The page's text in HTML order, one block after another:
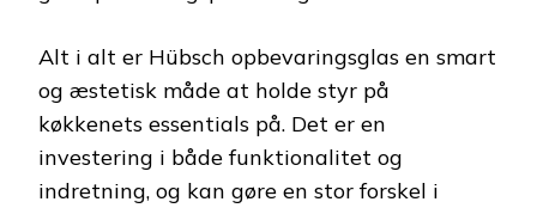
Alt i alt er Hübsch opbevaringsglas en smart
og æstetisk måde at holde styr på
køkkenets essentials på. Det er en
investering i både funktionalitet og
indretning, og kan gøre en stor forskel i